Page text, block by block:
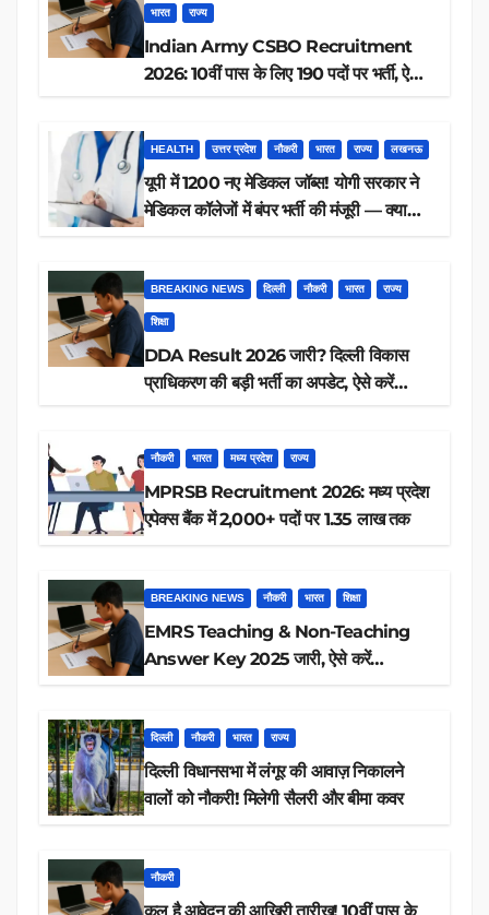
भारत राज्य
Indian Army CSBO Recruitment
2026: 10वीं पास के लिए 190 पदों पर भर्ती, ऐसे
HEALTH उत्तर प्रदेश नौकरी भारत राज्य लखनऊ
यूपी में 1200 नए मेडिकल जॉब्स! योगी सरकार ने
मेडिकल कॉलेजों में बंपर भर्ती की मंजूरी — क्या
BREAKING NEWS दिल्ली नौकरी भारत राज्य
शिक्षा
DDA Result 2026 जारी? दिल्ली विकास
प्राधिकरण की बड़ी भर्ती का अपडेट, ऐसे करें
नौकरी भारत मध्य प्रदेश राज्य
MPRSB Recruitment 2026: मध्य प्रदेश
एपेक्स बैंक में 2,000+ पदों पर 1.35 लाख तक
BREAKING NEWS नौकरी भारत शिक्षा
EMRS Teaching & Non-Teaching
Answer Key 2025 जारी, ऐसे करें
दिल्ली नौकरी भारत राज्य
दिल्ली विधानसभा में लंगूर की आवाज़ निकालने
वालों को नौकरी! मिलेगी सैलरी और बीमा कवर
नौकरी